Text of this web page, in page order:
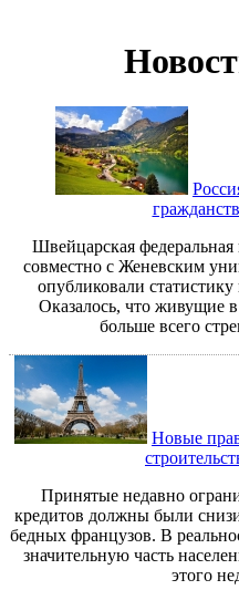
Швейцарская
совместно с Женевским
опубликовали
Оказалось, что живущие
больше всего
Новые
Принятые недавно
кредитов должны были
бедных французов. В
значительную часть
этого